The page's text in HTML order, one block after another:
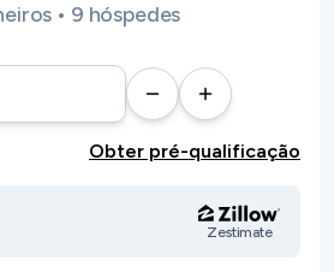
• 9 hóspedes
Obter pré-qualificação
Zestimate